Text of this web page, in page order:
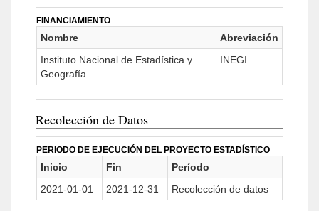
FINANCIAMIENTO
Nombre
Abreviación
Instituto Nacional de Estadística y
Geografía
INEGI
Recolección de Datos
PERIODO DE EJECUCIÓN DEL PROYECTO ESTADÍSTICO
Inicio Fin
Período
2021-01-01
2021-12-31 Recolección de datos